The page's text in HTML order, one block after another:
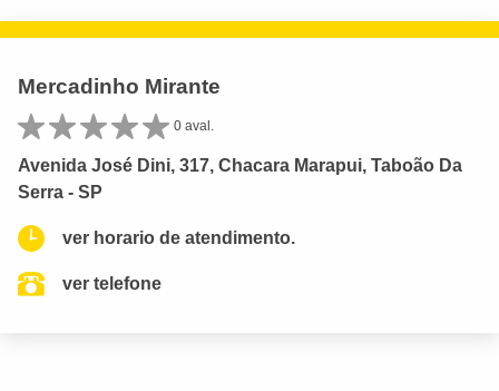
Mercadinho Mirante
0 aval.
Avenida José Dini, 317, Chacara Marapui, Taboão Da
Serra - SP
ver horario de atendimento.
ver telefone